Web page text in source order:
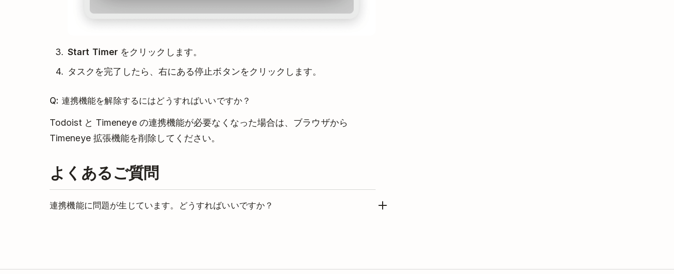
Start Timer をクリックします。
タスクを完了したら、右にある停止ボタンをクリックします。
Q: 連携機能を解除するにはどうすればいいですか？
Todoist と Timeneye の連携機能が必要なくなった場合は、ブラウザから
Timeneye 拡張機能を削除してください。
よくあるご質問
連携機能に問題が生じています。どうすればいいですか？